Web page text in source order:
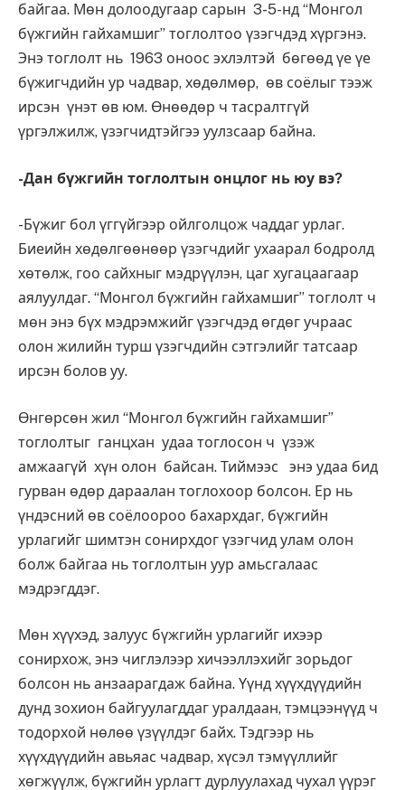
байгаа. Мөн долоодугаар сарын 3-5-нд “Монгол
бүжгийн гайхамшиг” тоглолтоо үзэгчдэд хүргэнэ.
Энэ тоглолт нь 1963 оноос эхлэлтэй бөгөөд үе үе
бүжигчдийн ур чадвар, хөдөлмөр, өв соёлыг тээж
ирсэн үнэт өв юм. Өнөөдөр ч тасралтгүй
үргэлжилж, үзэгчидтэйгээ уулзсаар байна.
-Дан бүжгийн тоглолтын онцлог нь юу вэ?
-Бүжиг бол үггүйгээр ойлголцож чаддаг урлаг.
Биеийн хөдөлгөөнөөр үзэгчдийг ухаарал бодролд
хөтөлж, гоо сайхныг мэдрүүлэн, цаг хугацаагаар
аялуулдаг. “Монгол бүжгийн гайхамшиг” тоглолт ч
мөн энэ бүх мэдрэмжийг үзэгчдэд өгдөг учраас
олон жилийн турш үзэгчдийн сэтгэлийг татсаар
ирсэн болов уу.
Өнгөрсөн жил “Монгол бүжгийн гайхамшиг”
тоглолтыг ганцхан удаа тоглосон ч үзэж
амжаагүй хүн олон байсан. Тиймээс энэ удаа бид
гурван өдөр дараалан тоглохоор болсон. Ер нь
үндэсний өв соёлоороо бахархдаг, бүжгийн
урлагийг шимтэн сонирхдог үзэгчид улам олон
болж байгаа нь тоглолтын уур амьсгалаас
мэдрэгддэг.
Мөн хүүхэд, залуус бүжгийн урлагийг ихээр
сонирхож, энэ чиглэлээр хичээллэхийг зорьдог
болсон нь анзаарагдаж байна. Үүнд хүүхдүүдийн
дунд зохион байгуулагддаг уралдаан, тэмцээнүүд ч
тодорхой нөлөө үзүүлдэг байх. Тэдгээр нь
хүүхдүүдийн авьяас чадвар, хүсэл тэмүүллийг
хөгжүүлж, бүжгийн урлагт дурлуулахад чухал үүрэг